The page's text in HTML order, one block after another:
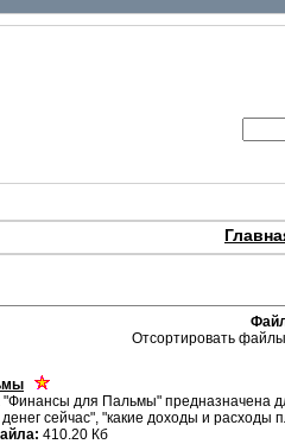
Отсортировать
для Пальмы" предназначена
сейчас", "какие доходы и расходы
410.20 Кб